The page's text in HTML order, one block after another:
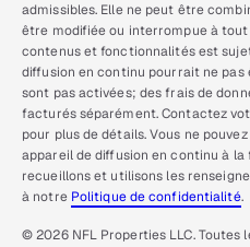
admissibles. Elle ne peut être
être modifiée ou interrompue à tout
contenus et fonctionnalités est
diffusion en continu pourrait ne pas
sont pas activées; des frais de
facturés séparément. Contactez
pour plus de détails. Vous ne
appareil de diffusion en continu à la
recueillons et utilisons les
à notre Politique de confidentialité.
© 2026 NFL Properties LLC. Toutes